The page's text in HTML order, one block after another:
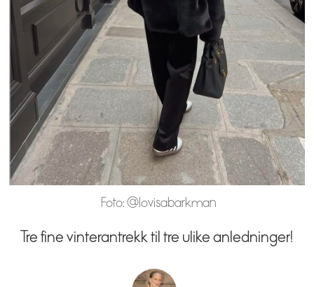
Foto: @lovisabarkman
Tre fine vinterantrekk til tre ulike anledninger!